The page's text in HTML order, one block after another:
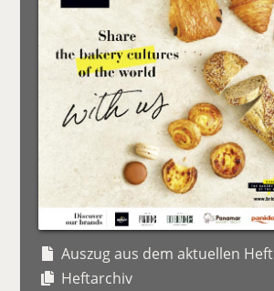
Auszug aus dem aktuellen Heft
Heftarchiv